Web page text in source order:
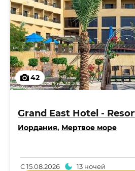
42
Иордания, Мертвое море
С15.08.2026 13 ночей